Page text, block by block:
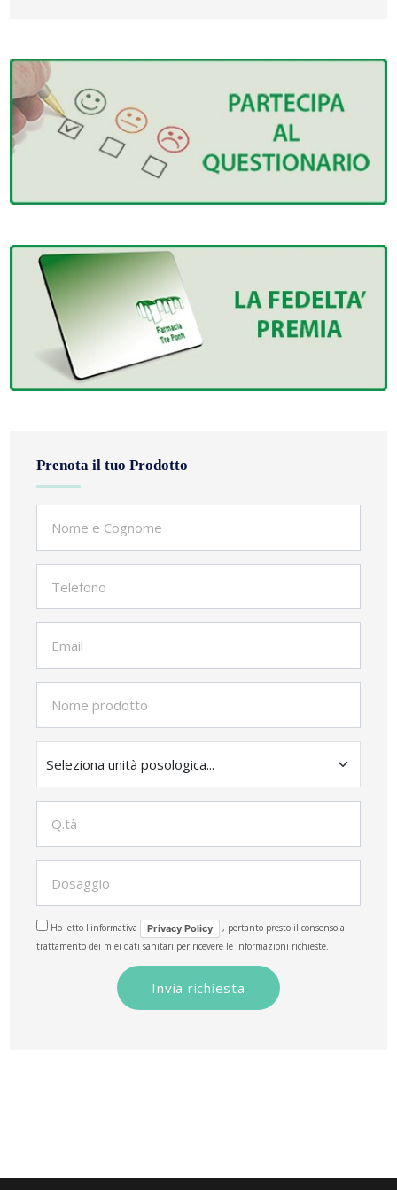
Prenota il tuo Prodotto
Ho letto l'informativa Privacy Policy
, pertanto presto il consenso al
trattamento dei miei dati sanitari per ricevere le informazioni richieste.